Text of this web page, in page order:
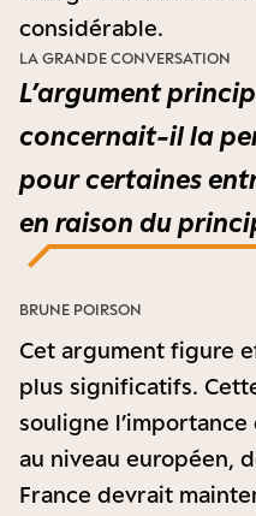
considérable.
L’argument
concernait-il la
pour certaines
en raison du
LA GRANDE CONVERSATION
Cet argument figure
plus significatifs.
souligne
au niveau européen,
France devrait
BRUNE POIRSON